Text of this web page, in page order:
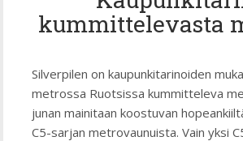
kummittelevasta
Silverpilen on kaupunkitarinoiden
metrossa Ruotsissa kummitteleva
junan mainitaan koostuvan
C5-sarjan metrovaunuista. Vain yksi